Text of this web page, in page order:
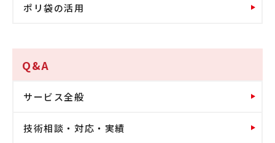
ポリ袋の活用
Q&A
サービス全般
技術相談・対応・実績